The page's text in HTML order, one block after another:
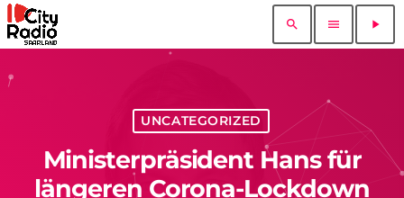
search menu play_arrow
UNCATEGORIZED
Ministerpräsident Hans für
längeren Corona-Lockdown